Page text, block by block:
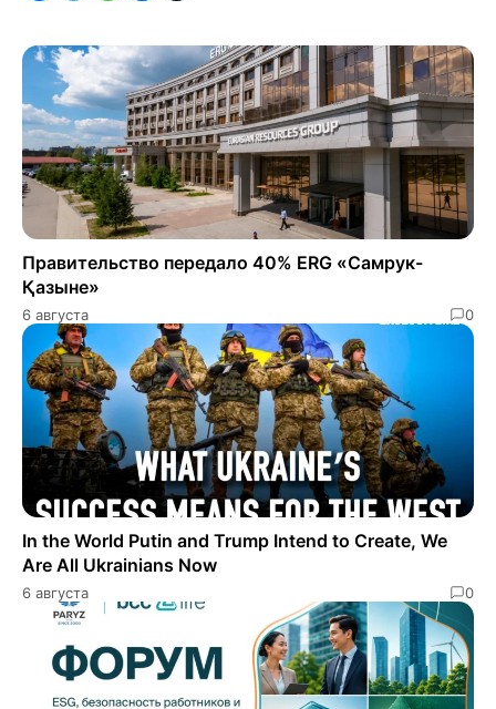
Правительство передало 40% ERG «Самрук-
Қазыне»
6 августа 0
In the World Putin and Trump Intend to Create, We
Are All Ukrainians Now
6 августа 0